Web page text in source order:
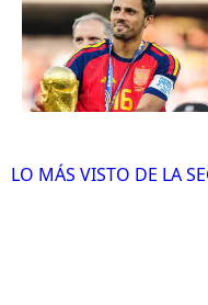
LO MÁS VISTO DE LA